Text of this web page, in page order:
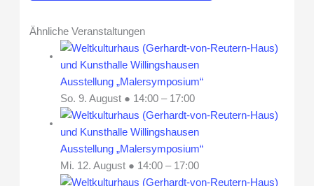
Ähnliche Veranstaltungen
Ausstellung „Malersymposium“
So. 9. August ● 14:00 – 17:00
Ausstellung „Malersymposium“
Mi. 12. August ● 14:00 – 17:00